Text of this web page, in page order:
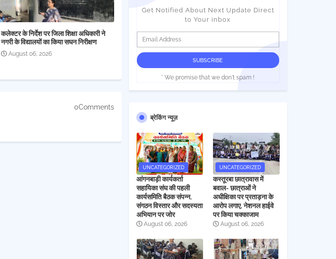
कलेक्टर के निर्देश पर जिला शिक्षा अधिकारी ने
नगरी के विद्यालयों का किया सघन निरीक्षण
August 06, 2026
0Comments
Get Notified About Next Update Direct
to Your inbox
* We promise that we don't spam !
ब्रेकिंग न्यूज़
UNCATEGORIZED
आंगनबाड़ी कार्यकर्ता
सहायिका संघ की पहली
कार्यसमिति बैठक संपन्न,
संगठन विस्तार और सदस्यता
अभियान पर जोर
August 06, 2026
UNCATEGORIZED
कस्तूरबा छात्रावास में
बवाल- छात्राओं ने
अधीक्षिका पर प्रताड़ना के
आरोप लगाए, नेशनल हाईवे
पर किया चक्काजाम
August 06, 2026